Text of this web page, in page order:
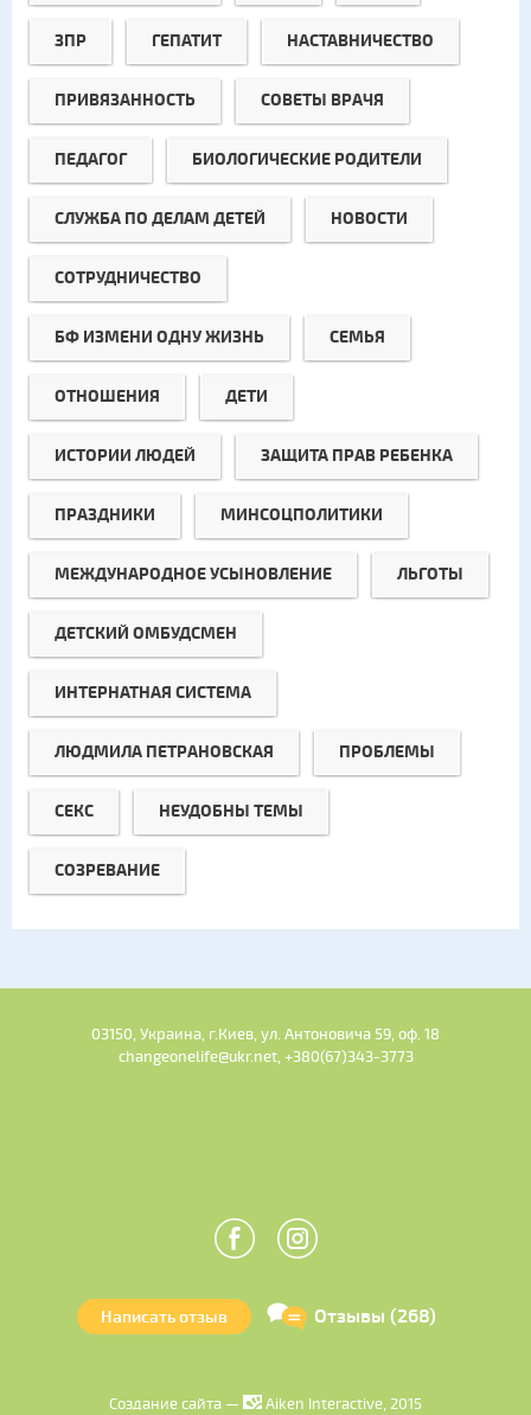
ЗПР ГЕПАТИТ НАСТАВНИЧЕСТВО
ПРИВЯЗАННОСТЬ СОВЕТЫ ВРАЧЯ
ПЕДАГОГ БИОЛОГИЧЕСКИЕ РОДИТЕЛИ
СЛУЖБА ПО ДЕЛАМ ДЕТЕЙ НОВОСТИ
СОТРУДНИЧЕСТВО
БФ ИЗМЕНИ ОДНУ ЖИЗНЬ СЕМЬЯ
ОТНОШЕНИЯ ДЕТИ
ИСТОРИИ ЛЮДЕЙ ЗАЩИТА ПРАВ РЕБЕНКА
ПРАЗДНИКИ МИНСОЦПОЛИТИКИ
МЕЖДУНАРОДНОЕ УСЫНОВЛЕНИЕ ЛЬГОТЫ
ДЕТСКИЙ ОМБУДСМЕН
ИНТЕРНАТНАЯ СИСТЕМА
ЛЮДМИЛА ПЕТРАНОВСКАЯ ПРОБЛЕМЫ
СЕКС НЕУДОБНЫ ТЕМЫ
СОЗРЕВАНИЕ
03150, Украина, г.Киев, ул. Антоновича 59, оф. 18
changeonelife@ukr.net, +380(67)343-3773
Написать отзыв Отзывы (268)
Создание сайта — Aiken Interactive, 2015